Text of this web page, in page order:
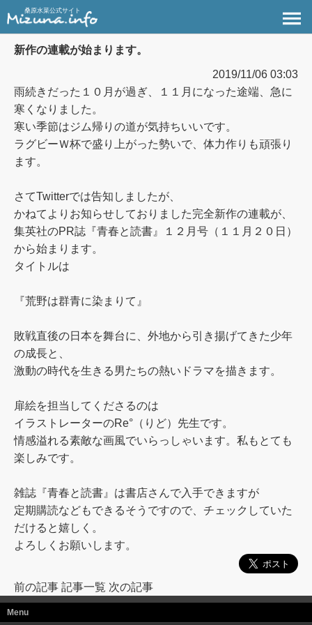
桑原水菜公式サイト
新作の連載が始まります。
2019/11/06 03:03
雨続きだった１０月が過ぎ、１１月になった途端、急に
寒くなりました。
寒い季節はジム帰りの道が気持ちいいです。
ラグビーＷ杯で盛り上がった勢いで、体力作りも頑張り
ます。
さてTwitterでは告知しましたが、
かねてよりお知らせしておりました完全新作の連載が、
集英社のPR誌『青春と読書』１２月号（１１月２０日）
から始まります。
タイトルは
『荒野は群青に染まりて』
敗戦直後の日本を舞台に、外地から引き揚げてきた少年
の成長と、
激動の時代を生きる男たちの熱いドラマを描きます。
扉絵を担当してくださるのは
イラストレーターのRe°（りど）先生です。
情感溢れる素敵な画風でいらっしゃいます。私もとても
楽しみです。
雑誌『青春と読書』は書店さんで入手できますが
定期購読などもできるそうですので、チェックしていた
だけると嬉しく。
よろしくお願いします。
前の記事 記事一覧 次の記事
Menu